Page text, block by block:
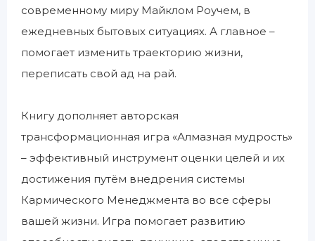
современному миру Майклом Роучем, в
ежедневных бытовых ситуациях. А главное –
помогает изменить траекторию жизни,
переписать свой ад на рай.
Книгу дополняет авторская
трансформационная игра «Алмазная мудрость»
– эффективный инструмент оценки целей и их
достижения путём внедрения системы
Кармического Менеджмента во все сферы
вашей жизни. Игра помогает развитию